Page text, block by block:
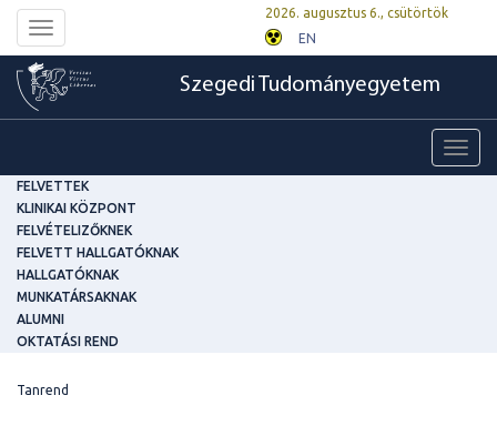
Toggle
navigation
2026. augusztus 6., csütörtök
EN
Szegedi Tudományegyetem
FELVETTEK
KLINIKAI KÖZPONT
FELVÉTELIZŐKNEK
FELVETT HALLGATÓKNAK
HALLGATÓKNAK
MUNKATÁRSAKNAK
ALUMNI
OKTATÁSI REND
Tanrend